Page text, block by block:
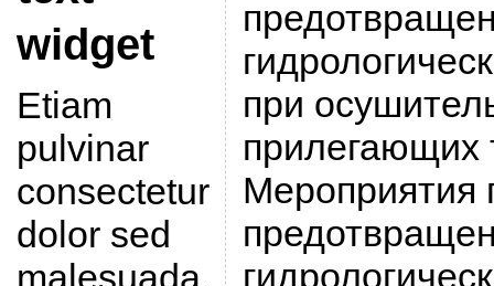
widget
Etiam
pulvinar
consectetur
dolor sed
malesuada.
при
прилегающих
Мероприятия